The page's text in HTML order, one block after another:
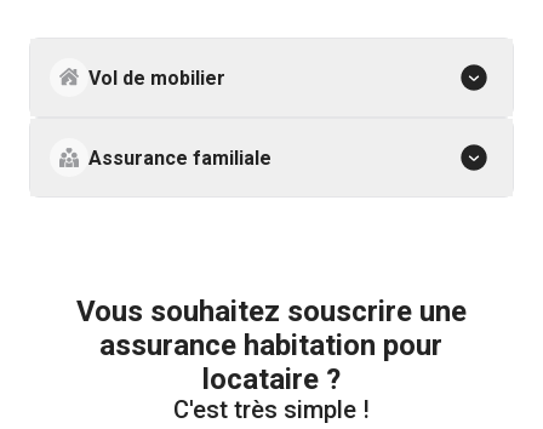
Vol de mobilier
Assurance familiale
Vous souhaitez souscrire une
assurance habitation pour
locataire ?
C'est très simple !